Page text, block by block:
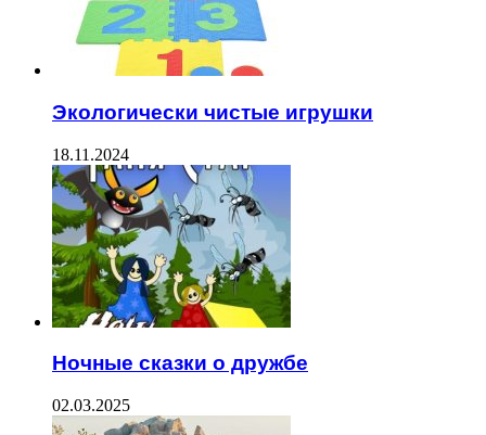
Экологически чистые игрушки
18.11.2024
Ночные сказки о дружбе
02.03.2025